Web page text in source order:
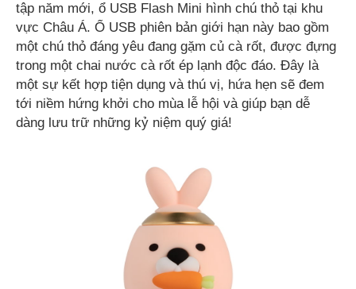
tập năm mới, ổ USB Flash Mini hình chú thỏ tại khu
vực Châu Á. Ổ USB phiên bản giới hạn này bao gồm
một chú thỏ đáng yêu đang gặm củ cà rốt, được đựng
trong một chai nước cà rốt ép lạnh độc đáo. Đây là
một sự kết hợp tiện dụng và thú vị, hứa hẹn sẽ đem
tới niềm hứng khởi cho mùa lễ hội và giúp bạn dễ
dàng lưu trữ những kỷ niệm quý giá!